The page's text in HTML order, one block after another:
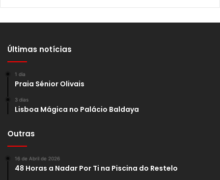
Últimas notícias
1 dia
Praia Sénior Olivais
3 dias
Lisboa Mágica no Palácio Baldaya
Outras
16 de Abril de 2026
48 Horas a Nadar Por Ti na Piscina do Restelo